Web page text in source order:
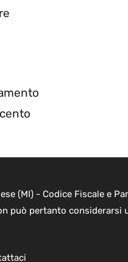
(MI) - Codice Fiscale e
può pertanto considerarsi